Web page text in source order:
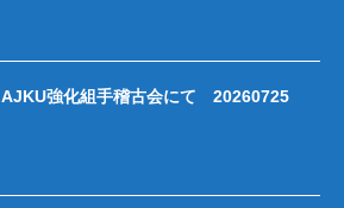
AJKU強化組手稽古会にて 20260725